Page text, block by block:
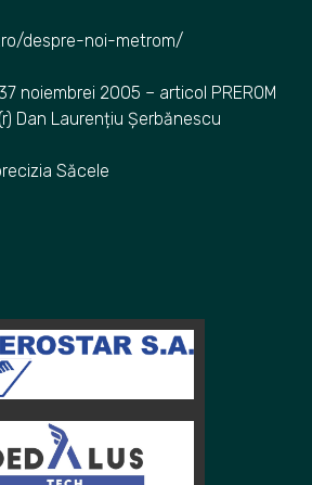
despre-noi-metrom/
noiembrei 2005 – articol PREROM
Dan Laurențiu Șerbănescu
Săcele